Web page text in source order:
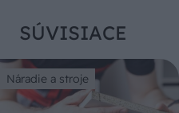
SÚVISIACE
Náradie a stroje